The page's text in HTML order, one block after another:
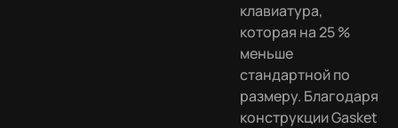
клавиатура,
которая на 25 %
меньше
стандартной по
размеру. Благодаря
конструкции Gasket